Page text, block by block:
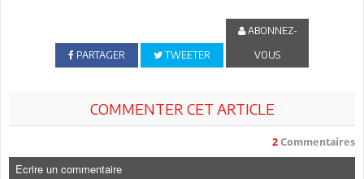
PARTAGER TWEETER
ABONNEZ-
VOUS
COMMENTER CET ARTICLE
2 Commentaires
Ecrire un commentaire